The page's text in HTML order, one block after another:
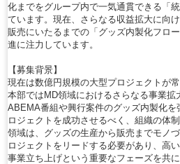
化までをグループ内で一気通貫できる「
ています。現在、さらなる収益拡大に向
販売にいたるまでの「グッズ内製化フロ
進に注力しています。
【募集背景】
現在は数億円規模の大型プロジェクトが
本部ではMD領域におけるさらなる事業拡
ABEMA番組や興行案件のグッズ内製化
ロジェクトを成功させるべく、組織の体
領域は、グッズの生産から販売までモノ
ロジェクトをリードする必要があり、高
事業立ち上げという重要なフェーズを共